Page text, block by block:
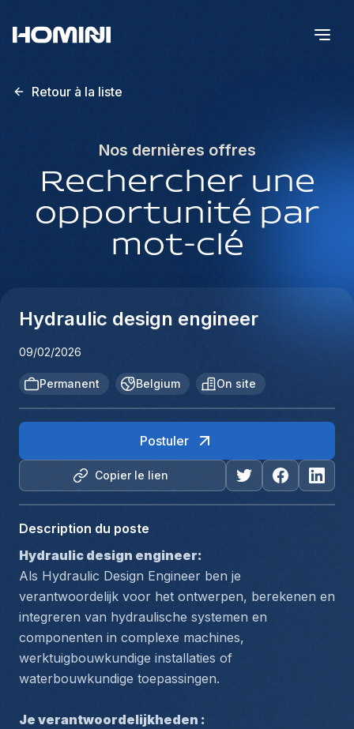
Retour à la liste
Nos dernières offres
Rechercher une
opportunité par
mot-clé
Hydraulic design engineer
09/02/2026
Permanent Belgium On site
Copier le lien
Postuler
Description du poste
Hydraulic design engineer:
Als Hydraulic Design Engineer ben je
verantwoordelijk voor het ontwerpen, berekenen en
integreren van hydraulische systemen en
componenten in complexe machines,
werktuigbouwkundige installaties of
waterbouwkundige toepassingen.
Je verantwoordelijkheden :